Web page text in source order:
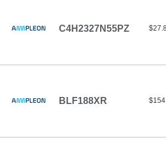
C4H2327N55PZ
BLF188XR